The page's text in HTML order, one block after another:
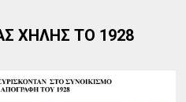
ΧΗΛΗΣ ΤΟ 1928